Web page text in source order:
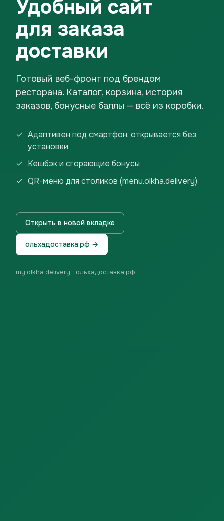
Удобный сайт
для заказа
доставки
Готовый веб-фронт под брендом
ресторана. Каталог, корзина, история
заказов, бонусные баллы — всё из коробки.
Адаптивен под смартфон, открывается без
установки
Кешбэк и сгорающие бонусы
QR-меню для столиков (menu.olkha.delivery)
Открыть в новой вкладке
ольхадоставка.рф →
my.olkha.delivery · ольхадоставка.рф